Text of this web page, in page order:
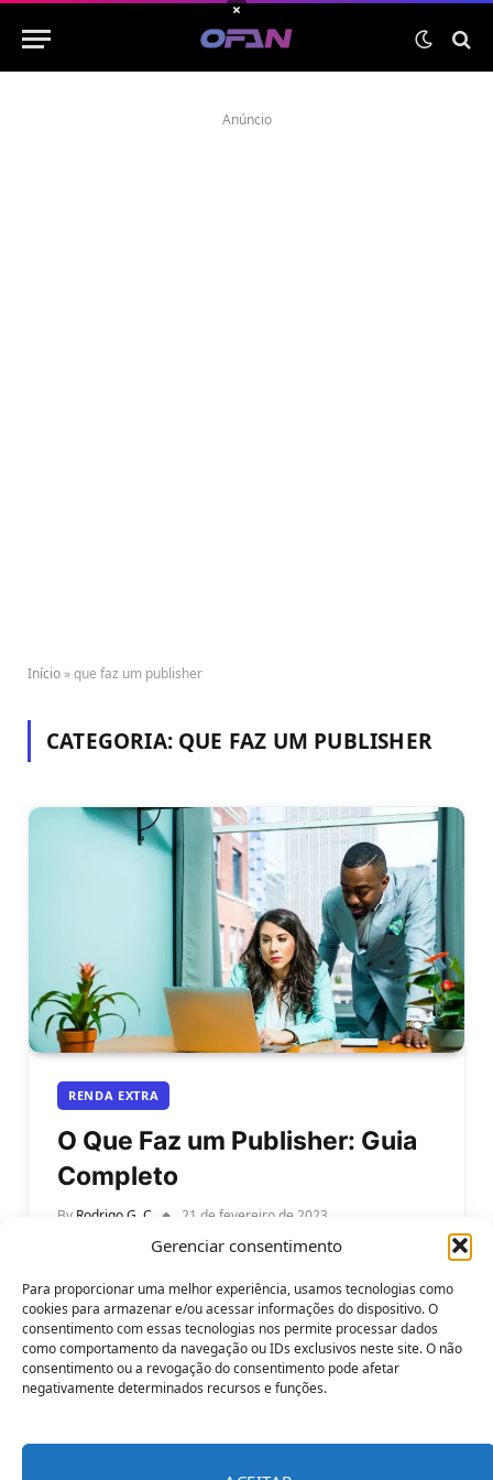
Gerenciar consentimento
Para proporcionar uma melhor experiência, usamos tecnologias como
cookies para armazenar e/ou acessar informações do dispositivo. O
consentimento com essas tecnologias nos permite processar dados
como comportamento da navegação ou IDs exclusivos neste site. O não
consentimento ou a revogação do consentimento pode afetar
negativamente determinados recursos e funções.
Anúncio
Início »que faz um publisher
CATEGORIA: QUE FAZ UM PUBLISHER
RENDA EXTRA
O Que Faz um Publisher: Guia
Completo
By Rodrigo G. C 21 de fevereiro de 2023
O que faz um publisher: O guia completo, saiba
mais.. Se você já se perguntou o que faz um
publisher,…
×